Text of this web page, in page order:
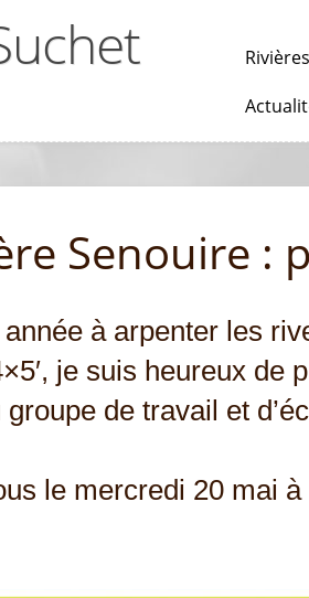
Senouire :
à arpenter les
je suis heureux de
de travail et
le mercredi 20 mai